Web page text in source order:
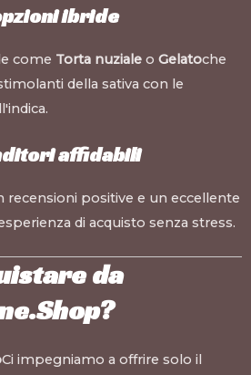
ibride
come Torta nuziale o Gelatoche
della sativa con le
affidabili
recensioni positive e un eccellente
di acquisto senza stress.
da
Ci impegniamo a offrire solo il